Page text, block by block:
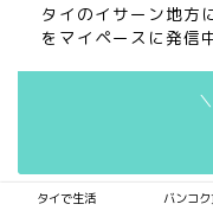
タイのイサーン地方
をマイペースに発信中
タイで生活 バンコ